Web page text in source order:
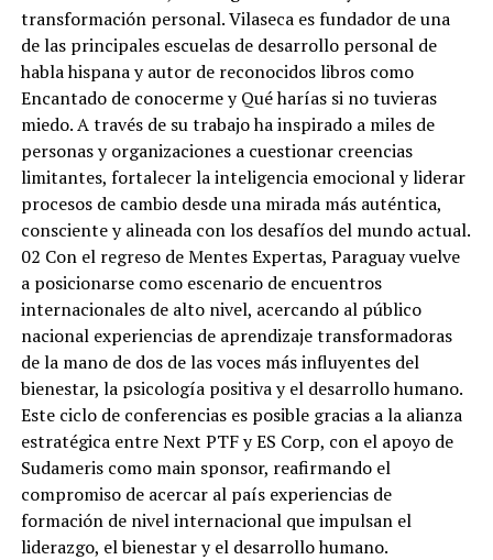
transformación personal. Vilaseca es fundador de una
de las principales escuelas de desarrollo personal de
habla hispana y autor de reconocidos libros como
Encantado de conocerme y Qué harías si no tuvieras
miedo. A través de su trabajo ha inspirado a miles de
personas y organizaciones a cuestionar creencias
limitantes, fortalecer la inteligencia emocional y liderar
procesos de cambio desde una mirada más auténtica,
consciente y alineada con los desafíos del mundo actual.
02 Con el regreso de Mentes Expertas, Paraguay vuelve
a posicionarse como escenario de encuentros
internacionales de alto nivel, acercando al público
nacional experiencias de aprendizaje transformadoras
de la mano de dos de las voces más influyentes del
bienestar, la psicología positiva y el desarrollo humano.
Este ciclo de conferencias es posible gracias a la alianza
estratégica entre Next PTF y ES Corp, con el apoyo de
Sudameris como main sponsor, reafirmando el
compromiso de acercar al país experiencias de
formación de nivel internacional que impulsan el
liderazgo, el bienestar y el desarrollo humano.